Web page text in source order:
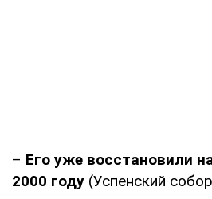
– Его уже восстановили
2000 году (Успенский